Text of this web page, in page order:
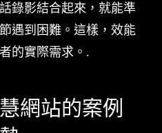
錄影結合起來，就能準
遇到困難。這樣，效能
的實際需求。.
網站的案例